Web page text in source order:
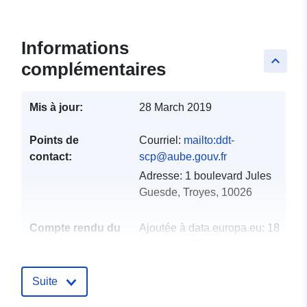
keyboard_arrow_up
Informations
complémentaires
Mis à jour: 28 March 2019
Points de
contact:
Courriel: mailto:ddt-
scp@aube.gouv.fr
Adresse: 1 boulevard Jules
Guesde, Troyes, 10026
Compte rendu du
Ajoutée à data.europa.eu: 18
Suite